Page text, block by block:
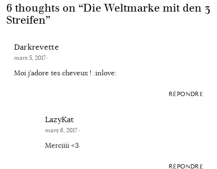
6 thoughts on “Die Weltmarke mit den 3
Streifen”
Darkrevette
mars 5, 2017·
Moi j’adore tes cheveux ! :inlove:
RÉPONDRE
LazyKat
mars 6, 2017·
Merciiii <3
RÉPONDRE